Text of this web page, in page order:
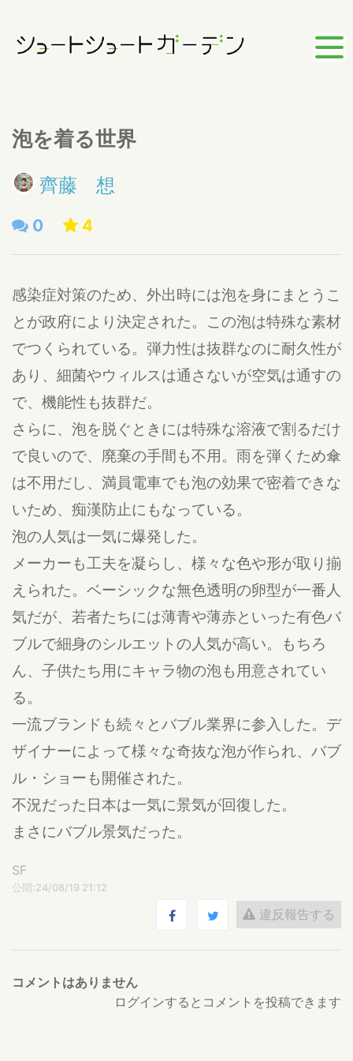
泡を着る世界
齊藤 想
0 4
感染症対策のため、外出時には泡を身にまとうこ
とが政府により決定された。この泡は特殊な素材
でつくられている。弾力性は抜群なのに耐久性が
あり、細菌やウィルスは通さないが空気は通すの
で、機能性も抜群だ。
さらに、泡を脱ぐときには特殊な溶液で割るだけ
で良いので、廃棄の手間も不用。雨を弾くため傘
は不用だし、満員電車でも泡の効果で密着できな
いため、痴漢防止にもなっている。
泡の人気は一気に爆発した。
メーカーも工夫を凝らし、様々な色や形が取り揃
えられた。ベーシックな無色透明の卵型が一番人
気だが、若者たちには薄青や薄赤といった有色バ
ブルで細身のシルエットの人気が高い。もちろ
ん、子供たち用にキャラ物の泡も用意されてい
る。
一流ブランドも続々とバブル業界に参入した。デ
ザイナーによって様々な奇抜な泡が作られ、バブ
ル・ショーも開催された。
不況だった日本は一気に景気が回復した。
まさにバブル景気だった。
SF
公開:24/08/19 21:12
違反報告する
コメントはありません
ログインするとコメントを投稿できます